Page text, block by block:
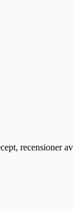
recensioner